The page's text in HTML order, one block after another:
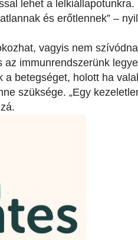
lehet a lelkiállapotunkra.
és erőtlennek” –
vagyis nem
immunrendszerünk
a betegséget, holott ha
szüksége. „Egy